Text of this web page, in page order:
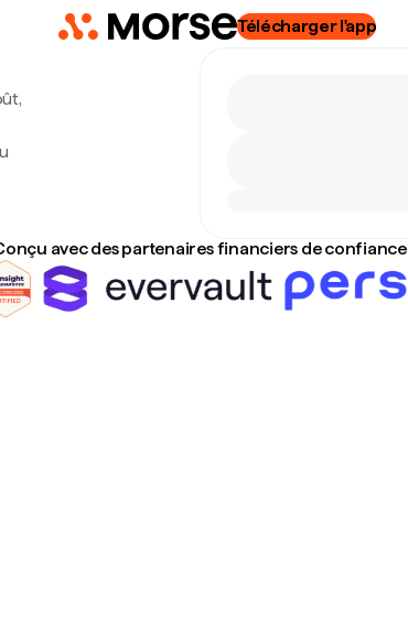
Télécharger l'app
avec des partenaires financiers de confiance